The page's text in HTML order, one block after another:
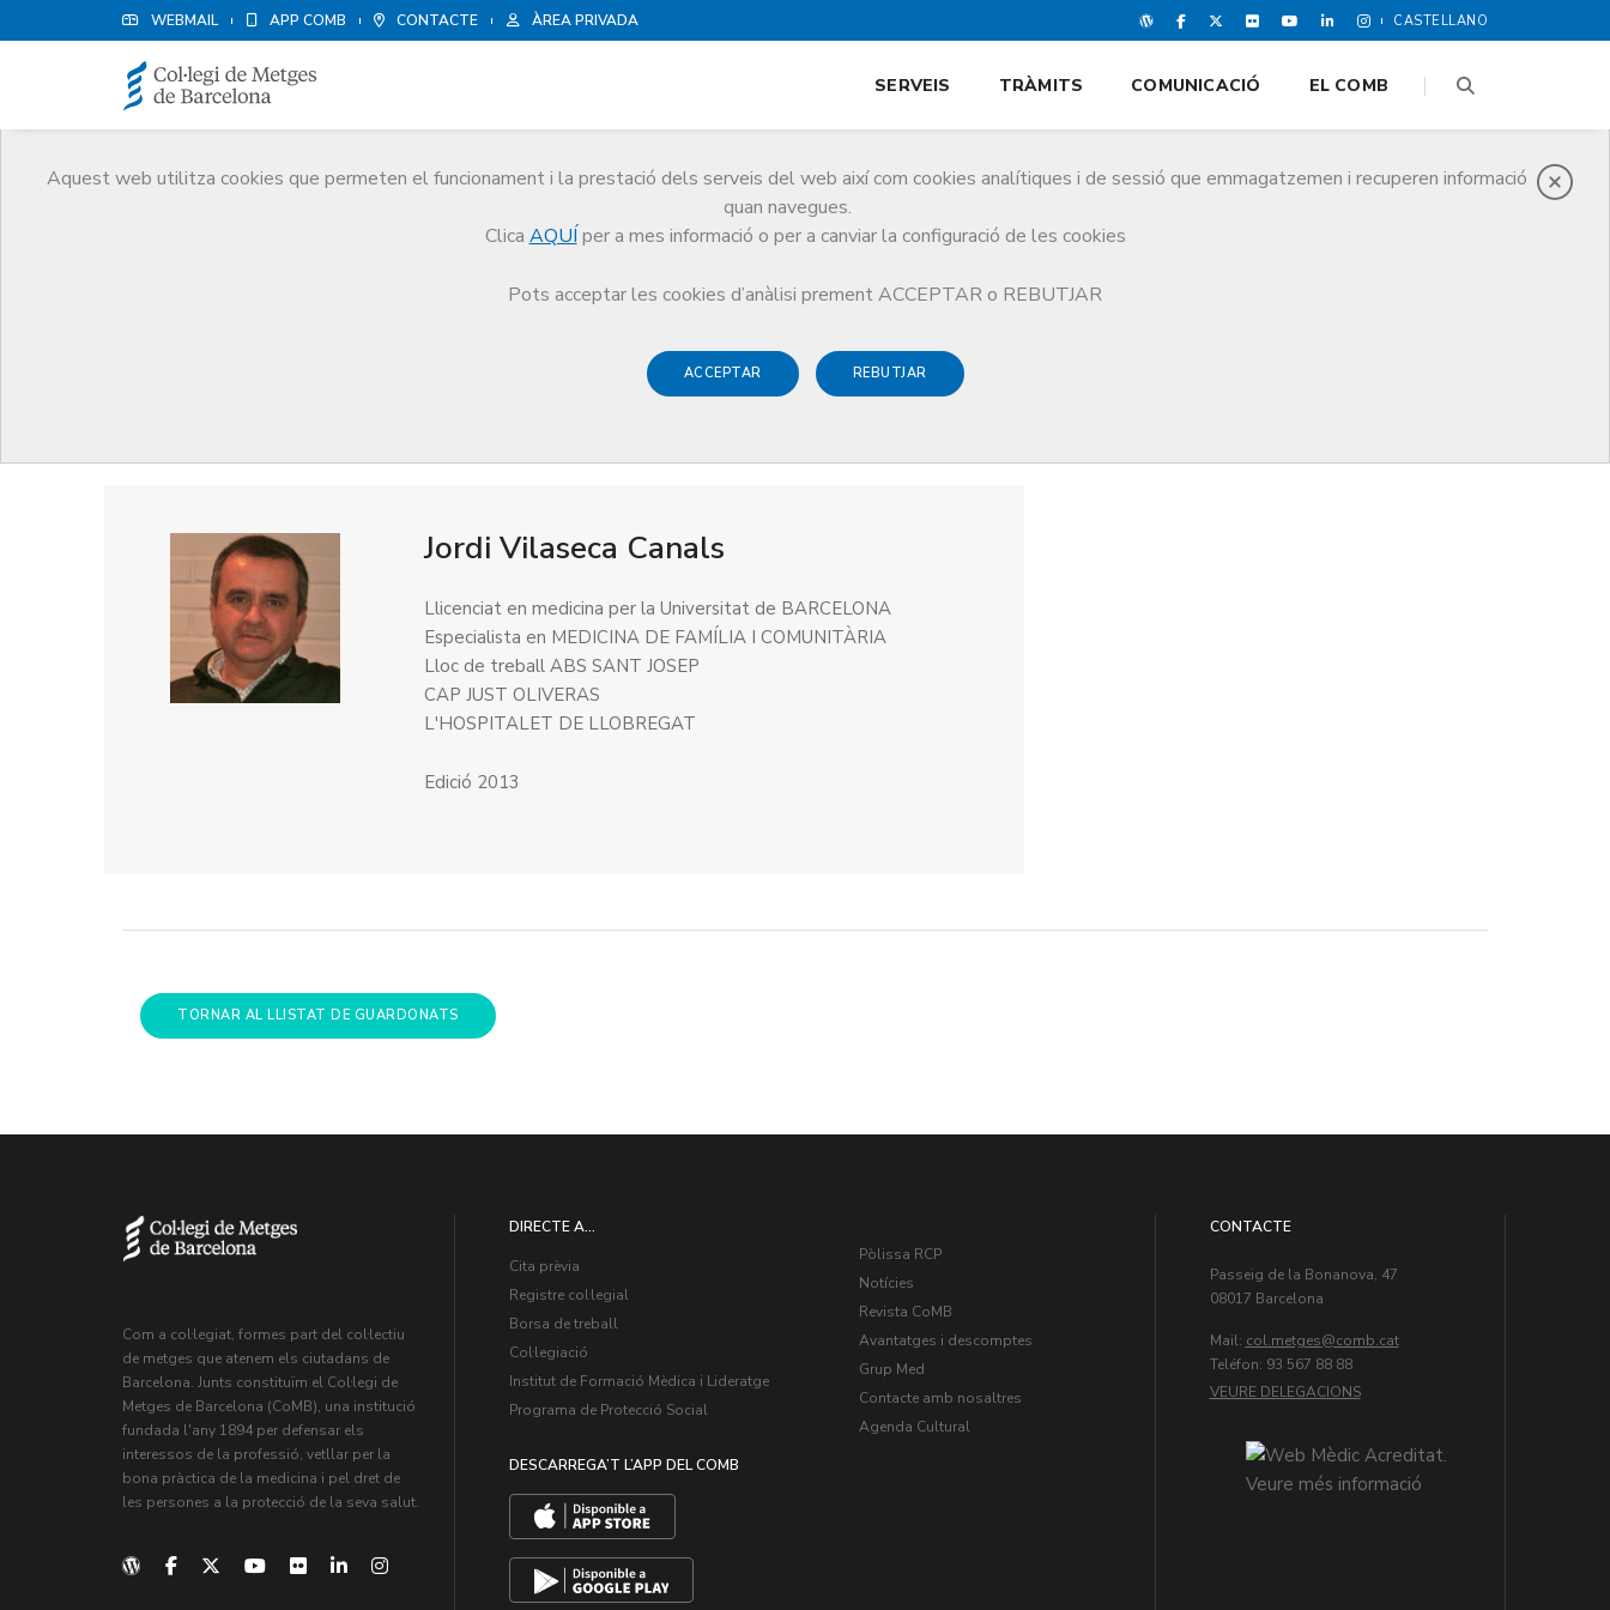
WEBMAIL APP COMB CONTACTE ÀREA PRIVADA CASTELLANO
Aquest web utilitza cookies que permeten el funcionament i la prestació dels serveis del web així com cookies analítiques i de sessió que emmagatzemen i recuperen informació
quan navegues.
Clica AQUÍ per a mes informació o per a canviar la configuració de les cookies
Pots acceptar les cookies d’anàlisi prement ACCEPTAR o REBUTJAR
ACCEPTAR REBUTJAR
SERVEIS TRÀMITS COMUNICACIÓ EL COMB
Guardonat Edició 2013
Jordi Vilaseca Canals
Llicenciat en medicina per la Universitat de BARCELONA
Especialista en MEDICINA DE FAMÍLIA I COMUNITÀRIA
Lloc de treball ABS SANT JOSEP
CAP JUST OLIVERAS
L'HOSPITALET DE LLOBREGAT
Edició 2013
TORNAR AL LLISTAT DE GUARDONATS
Com a col·legiat, formes part del col·lectiu
de metges que atenem els ciutadans de
Barcelona. Junts constituïm el Col·legi de
Metges de Barcelona (CoMB), una institució
fundada l'any 1894 per defensar els
interessos de la professió, vetllar per la
bona pràctica de la medicina i pel dret de
les persones a la protecció de la seva salut.
DIRECTE A...
Cita prèvia
Registre col·legial
Borsa de treball
Col·legiació
Institut de Formació Mèdica i Lideratge
Programa de Protecció Social
DESCARREGA’T L’APP DEL COMB
Pòlissa RCP
Notícies
Revista CoMB
Avantatges i descomptes
Grup Med
Contacte amb nosaltres
Agenda Cultural
CONTACTE
Passeig de la Bonanova, 47
08017 Barcelona
Mail: col.metges
Teléfon: 93 567 88 88
VEURE DELEGACIONS